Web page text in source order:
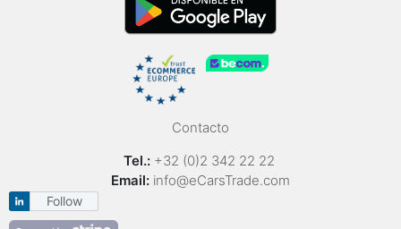
Contacto
Tel.: +32 (0)2 342 22 22
Email: info@eCarsTrade.com
Follow